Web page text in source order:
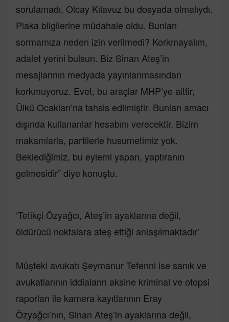
sorulamadı. Olcay Kılavuz bu dosyada olmalıydı.
Plaka bilgilerine müdahale oldu. Bunları
sormamıza neden izin verilmedi? Korkmayalım,
adalet yerini bulsun. Biz Sinan Ateş’in
mesajlarının medyada yayınlanmasından
korkmuyoruz. Evet, bu araçlar MHP’ye aittir,
Ülkü Ocakları’na tahsis edilmiştir. Bunları amacı
dışında kullananlar hesabını verecektir. Bizim
makamlarla, partilerle husumetimiz yok.
Beklediğimiz, bu eylemi yapan, yaptıranın
gelmesidir” diye konuştu.
‘Tetikçi Özyağcı, Ateş’in ayaklarına değil,
öldürücü noktalara ateş ettiği anlaşılmaktadır’
Müşteki avukatı Şeymanur Tefenni ise sanık ve
avukatlarının iddiaların aksine kriminal ve otopsi
raporları ile kamera kayıtlarının Eray
Özyağcı’nın, Sinan Ateş’in ayaklarına değil,